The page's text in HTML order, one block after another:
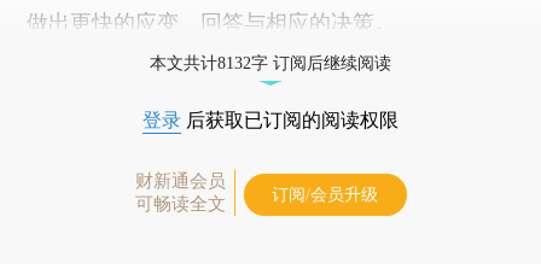
做出更快的应变、回答与相应的决策。
本文共计8132字 订阅后继续阅读
登录 后获取已订阅的阅读权限
财新通会员
可畅读全文
订阅/会员升级